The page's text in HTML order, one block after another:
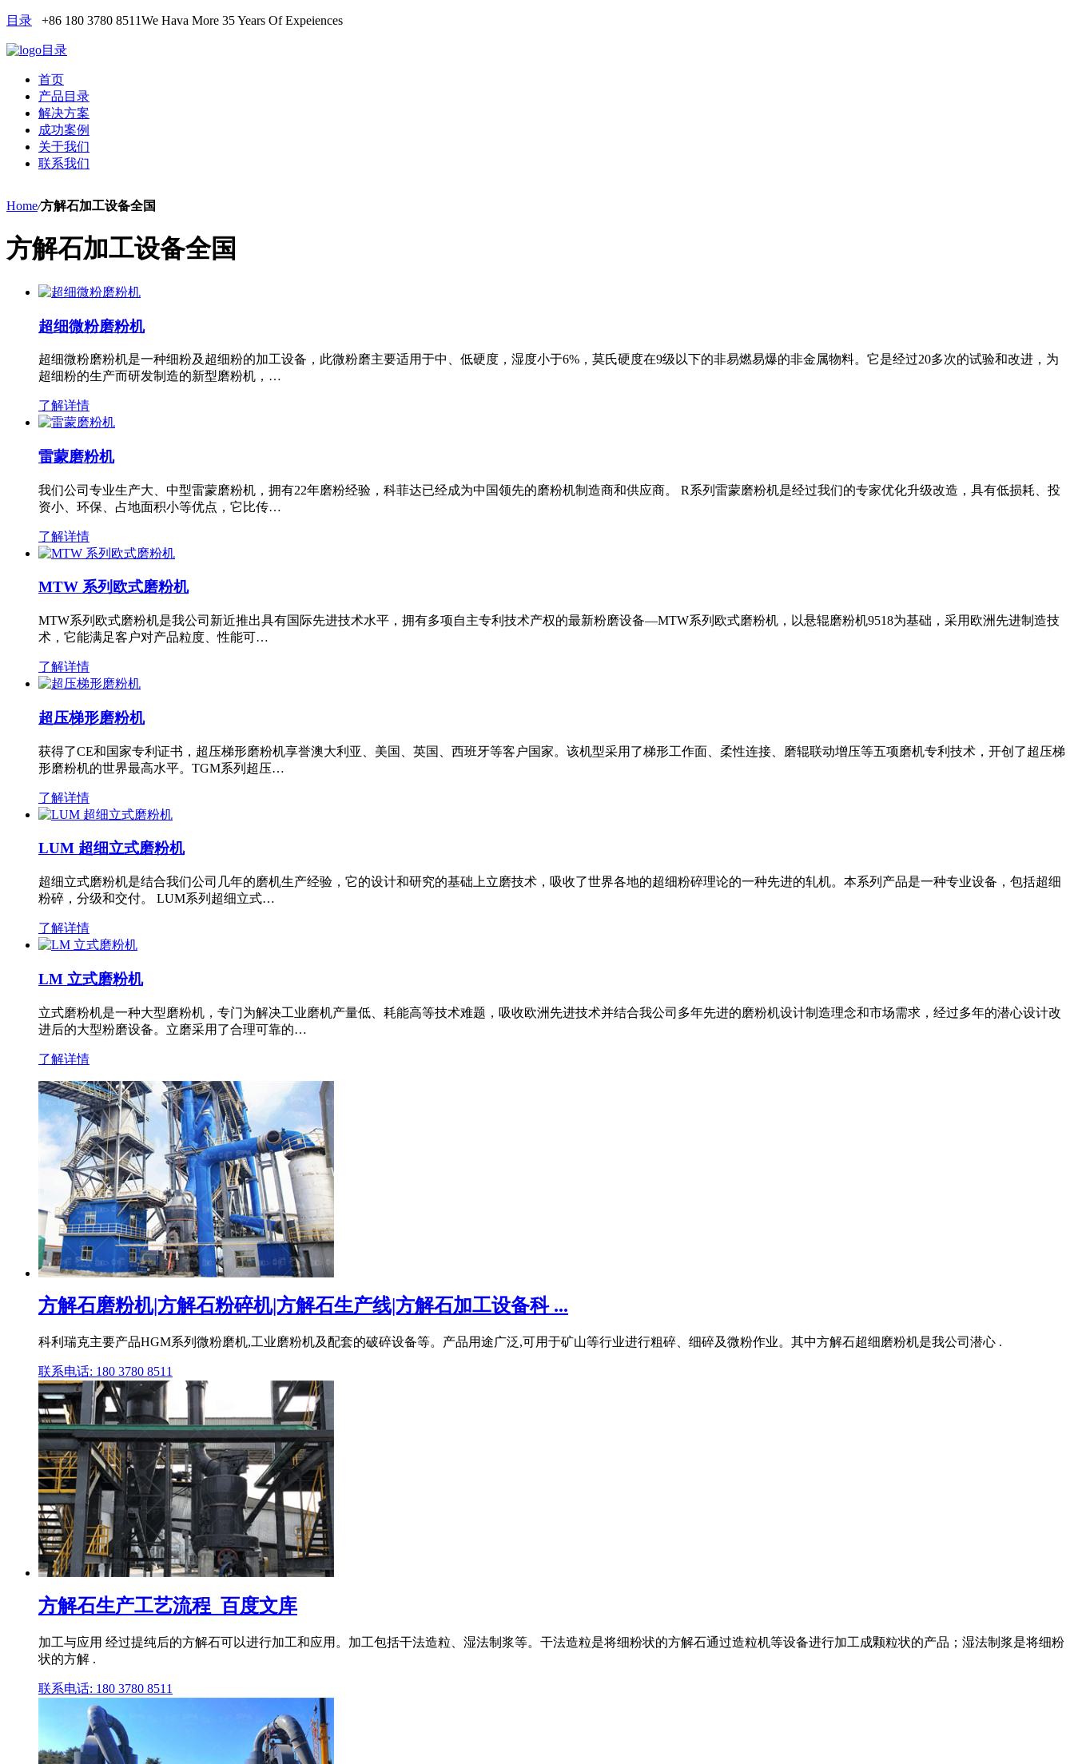
目录 +86 180 3780 8511We Hava More 35 Years Of Expeiences
目录
首页
产品目录
解决方案
成功案例
关于我们
联系我们
Home/方解石加工设备全国
方解石加工设备全国
超细微粉磨粉机
超细微粉磨粉机是一种细粉及超细粉的加工设备，此微粉磨主要适用于中、低硬度，湿度小于6%，莫氏硬度在9级以下的非易燃易爆的非金属物料。它是经过20多次的试验和改进，为
超细粉的生产而研发制造的新型磨粉机，…
了解详情
雷蒙磨粉机
我们公司专业生产大、中型雷蒙磨粉机，拥有22年磨粉经验，科菲达已经成为中国领先的磨粉机制造商和供应商。 R系列雷蒙磨粉机是经过我们的专家优化升级改造，具有低损耗、投
资小、环保、占地面积小等优点，它比传…
了解详情
MTW 系列欧式磨粉机
MTW系列欧式磨粉机是我公司新近推出具有国际先进技术水平，拥有多项自主专利技术产权的最新粉磨设备—MTW系列欧式磨粉机，以悬辊磨粉机9518为基础，采用欧洲先进制造技
术，它能满足客户对产品粒度、性能可…
了解详情
超压梯形磨粉机
获得了CE和国家专利证书，超压梯形磨粉机享誉澳大利亚、美国、英国、西班牙等客户国家。该机型采用了梯形工作面、柔性连接、磨辊联动增压等五项磨机专利技术，开创了超压梯
形磨粉机的世界最高水平。TGM系列超压…
了解详情
LUM 超细立式磨粉机
超细立式磨粉机是结合我们公司几年的磨机生产经验，它的设计和研究的基础上立磨技术，吸收了世界各地的超细粉碎理论的一种先进的轧机。本系列产品是一种专业设备，包括超细
粉碎，分级和交付。 LUM系列超细立式…
了解详情
LM 立式磨粉机
立式磨粉机是一种大型磨粉机，专门为解决工业磨机产量低、耗能高等技术难题，吸收欧洲先进技术并结合我公司多年先进的磨粉机设计制造理念和市场需求，经过多年的潜心设计改
进后的大型粉磨设备。立磨采用了合理可靠的…
了解详情
方解石磨粉机|方解石粉碎机|方解石生产线|方解石加工设备科 ...
科利瑞克主要产品HGM系列微粉磨机,工业磨粉机及配套的破碎设备等。产品用途广泛,可用于矿山等行业进行粗碎、细碎及微粉作业。其中方解石超细磨粉机是我公司潜心 .
联系电话: 180 3780 8511
方解石生产工艺流程_百度文库
加工与应用 经过提纯后的方解石可以进行加工和应用。加工包括干法造粒、湿法制浆等。干法造粒是将细粉状的方解石通过造粒机等设备进行加工成颗粒状的产品；湿法制浆是将细粉
状的方解 .
联系电话: 180 3780 8511